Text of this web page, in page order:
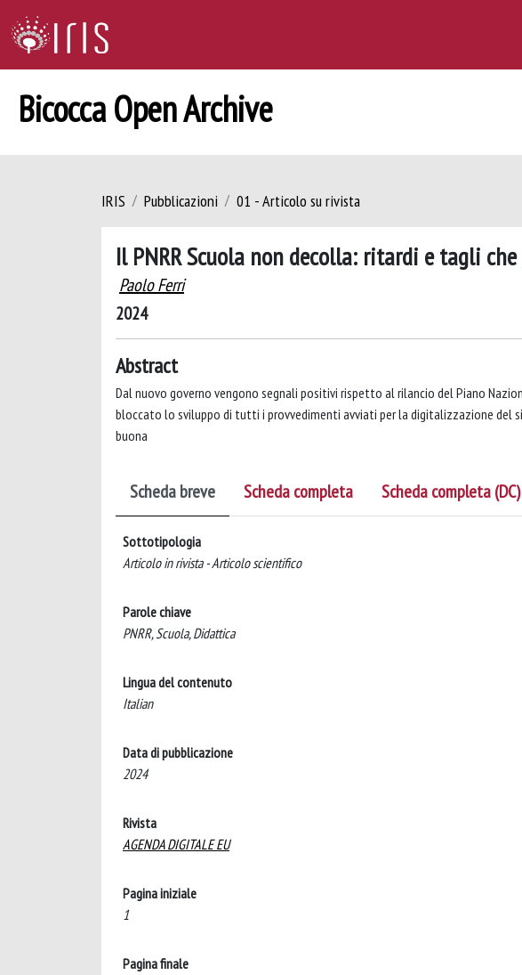
Bicocca Open Archive
IRIS Pubblicazioni 01 - Articolo su rivista
Il PNRR Scuola non decolla: ritardi e tagli
Paolo Ferri
2024
Abstract
Dal nuovo governo vengono segnali positivi rispetto al rilancio del Piano
bloccato lo sviluppo di tutti i provvedimenti avviati per la digitalizzazione del
buona
Scheda breve Scheda completa Scheda completa (DC)
Sottotipologia
Articolo in rivista - Articolo scientifico
Parole chiave
PNRR, Scuola, Didattica
Lingua del contenuto
Italian
Data di pubblicazione
2024
Rivista
AGENDA DIGITALE EU
Pagina iniziale
1
Pagina finale